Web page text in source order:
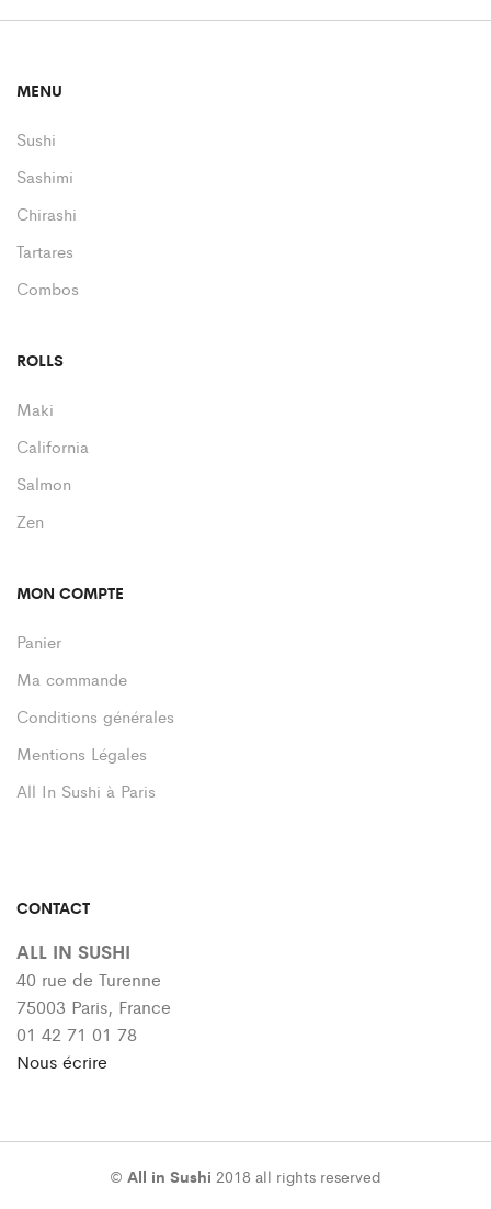
MENU
Sushi
Sashimi
Chirashi
Tartares
Combos
ROLLS
Maki
California
Salmon
Zen
MON COMPTE
Panier
Ma commande
Conditions générales
Mentions Légales
All In Sushi à Paris
CONTACT
ALL IN SUSHI
40 rue de Turenne
75003 Paris, France
01 42 71 01 78
Nous écrire
© All in Sushi 2018 all rights reserved